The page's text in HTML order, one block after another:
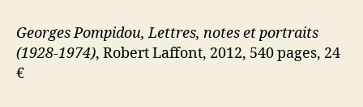
Georges Pompidou, Lettres, notes et portraits
(1928-1974), Robert Laffont, 2012, 540 pages, 24
€